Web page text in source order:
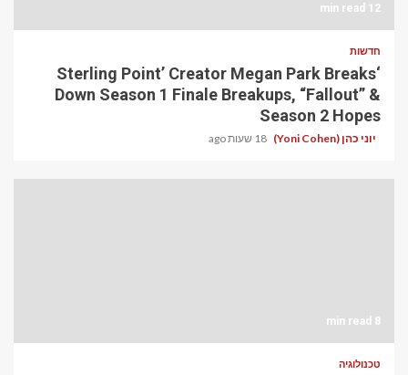
12 min read
חדשות
‘Sterling Point’ Creator Megan Park Breaks
Down Season 1 Finale Breakups, “Fallout” &
Season 2 Hopes
יוני כהן (Yoni Cohen) 18 שעות ago
8 min read
טכנולוגיה